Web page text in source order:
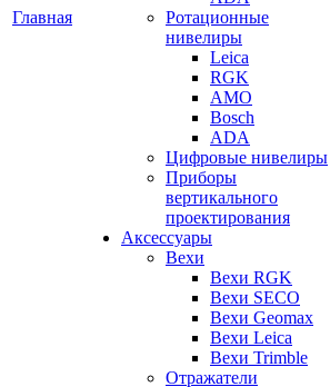
Главная
Ротационные
нивелиры
Leica
RGK
AMO
Bosch
ADA
Цифровые нивелиры
Приборы
вертикального
проектирования
Аксессуары
Вехи
Вехи RGK
Вехи SECO
Вехи Geomax
Вехи Leica
Вехи Trimble
Отражатели